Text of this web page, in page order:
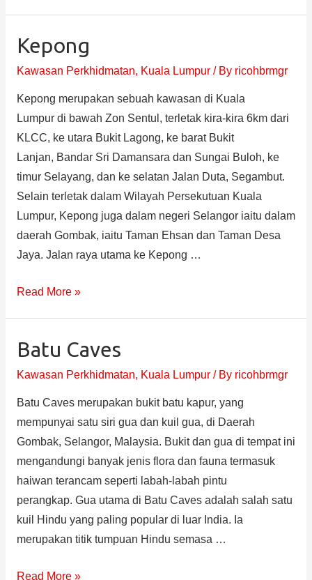
Kepong
Kawasan Perkhidmatan, Kuala Lumpur/ By ricohbrmgr
Kepong merupakan sebuah kawasan di Kuala
Lumpur di bawah Zon Sentul, terletak kira-kira 6km dari
KLCC, ke utara Bukit Lagong, ke barat Bukit
Lanjan, Bandar Sri Damansara dan Sungai Buloh, ke
timur Selayang, dan ke selatan Jalan Duta, Segambut.
Selain terletak dalam Wilayah Persekutuan Kuala
Lumpur, Kepong juga dalam negeri Selangor iaitu dalam
daerah Gombak, iaitu Taman Ehsan dan Taman Desa
Jaya. Jalan raya utama ke Kepong …
Read More »
Batu Caves
Kawasan Perkhidmatan, Kuala Lumpur/ By ricohbrmgr
Batu Caves merupakan bukit batu kapur, yang
mempunyai satu siri gua dan kuil gua, di Daerah
Gombak, Selangor, Malaysia. Bukit dan gua di tempat ini
mengandungi banyak jenis flora dan fauna termasuk
haiwan terancam seperti labah-labah pintu
perangkap. Gua utama di Batu Caves adalah salah satu
kuil Hindu yang paling popular di luar India. Ia
merupakan titik tumpuan Hindu semasa …
Read More »